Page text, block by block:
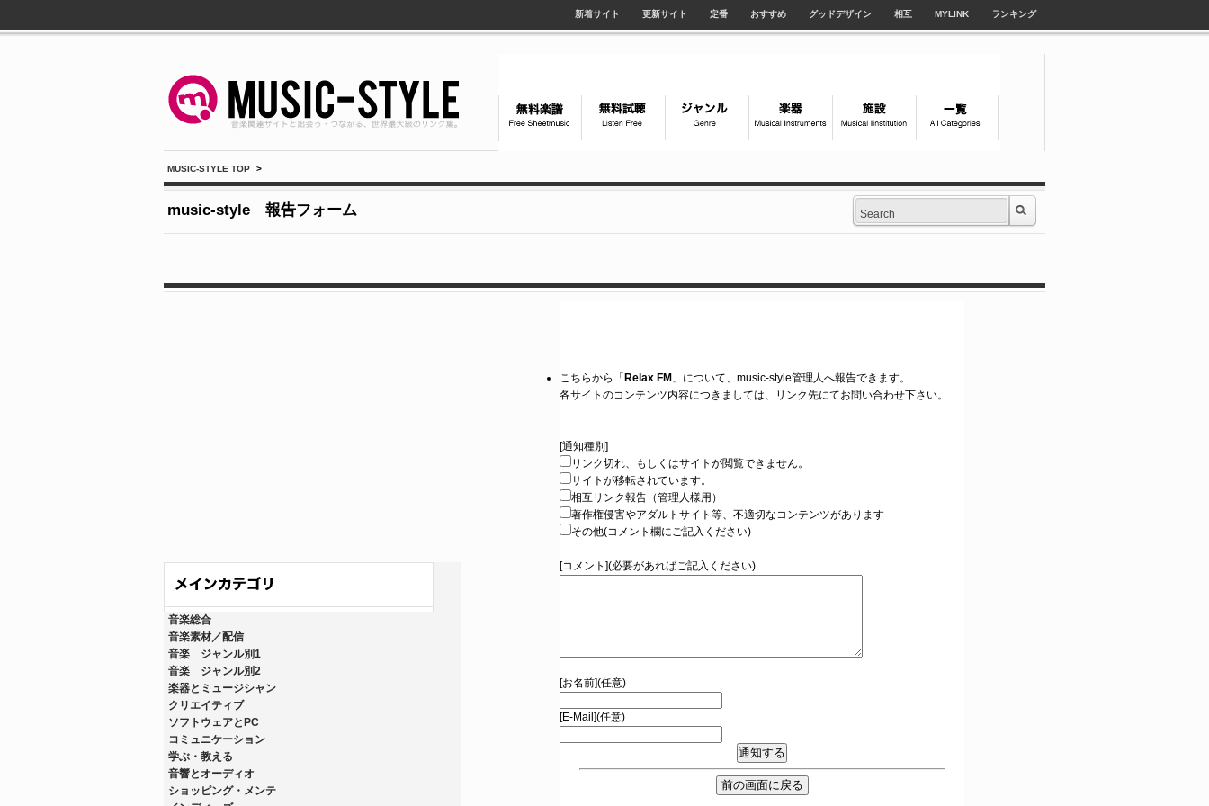
新着サイト 更新サイト 定番 おすすめ グッドデザイン 相互 MYLINK ランキング
MUSIC-STYLE TOP >
music-style 報告フォーム
音楽総合
音楽素材／配信
音楽 ジャンル別1
音楽 ジャンル別2
楽器とミュージシャン
クリエイティブ
ソフトウェアとPC
コミュニケーション
学ぶ・教える
音響とオーディオ
ショッピング・メンテ
こちらから「 Relax FM 」について、music-style管理人へ報告できます。
各サイトのコンテンツ内容につきましては、リンク先にてお問い合わせ下さい。
[通知種別]
リンク切れ、もしくはサイトが閲覧できません。
サイトが移転されています。
相互リンク報告（管理人様用）
著作権侵害やアダルトサイト等、不適切なコンテンツがあります
その他(コメント欄にご記入ください)
[コメント](必要があればご記入ください)
[お名前](任意)
[E-Mail](任意)